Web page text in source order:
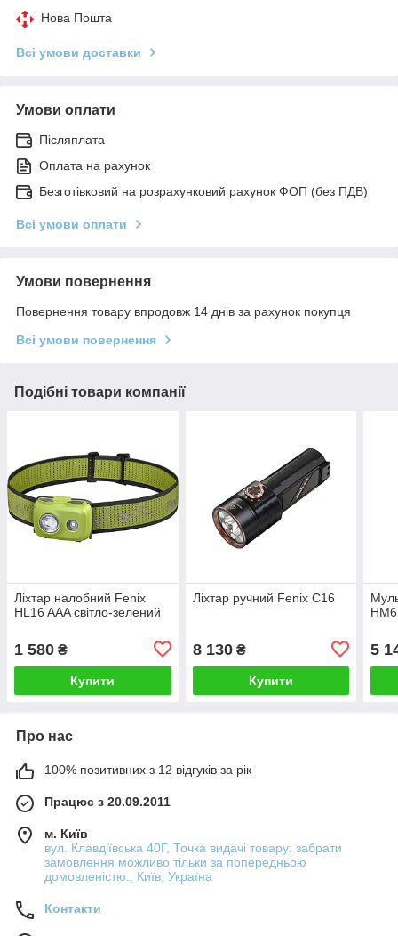
Нова Пошта
Всі умови доставки
Умови оплати
Післяплата
Оплата на рахунок
Безготівковий на розрахунковий рахунок ФОП (без ПДВ)
Всі умови оплати
Умови повернення
Повернення товару впродовж 14 днів за рахунок покупця
Всі умови повернення
Подібні товари компанії
Ліхтар налобний Fenix
HL16 AAA світло-зелений
1 580 ₴
Купити
Ліхтар ручний Fenix C16
8 130₴
Купити
5
Про нас
100% позитивних з 12 відгуків за рік
Працює з 20.09.2011
м. Київ
вул. Клавдіївська 40Г, Точка видачі товару: забрати
замовлення можливо тільки за попередньою
домовленістю., Київ, Україна
Контакти